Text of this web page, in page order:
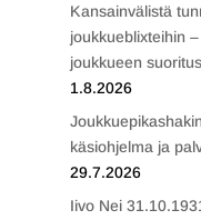
Kansainvälistä
joukkueblixteihin
joukkueen
1.8.2026
käsiohjelma ja
29.7.2026
Iivo Nei